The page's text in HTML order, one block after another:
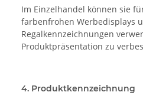
Im Einzelhandel können sie
farbenfrohen Werbedisplays
Regalkennzeichnungen
Produktpräsentation zu
4. Produktkennzeichnung